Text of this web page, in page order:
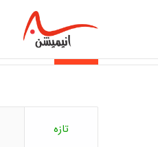
خبر فوری
تازه